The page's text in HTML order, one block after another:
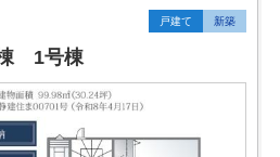
戸建て 新築
1号棟